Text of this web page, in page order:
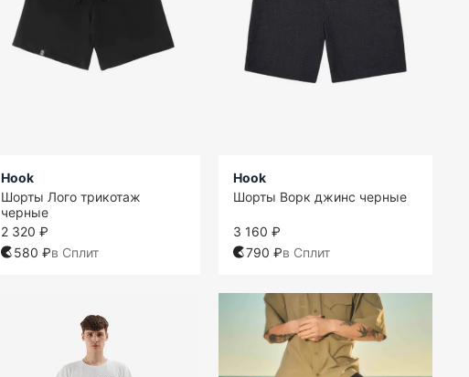
Hook
Шорты Лого трикотаж
черные
2 320 ₽
580 ₽в Сплит
Hook
Шорты Ворк джинс черные
3 160 ₽
790 ₽в Сплит